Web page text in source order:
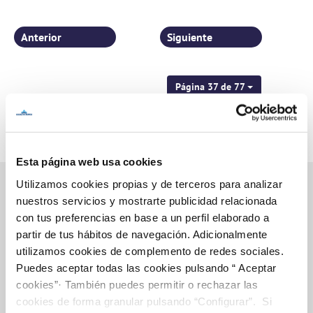
Esta página web usa cookies
Utilizamos cookies propias y de terceros para analizar
nuestros servicios y mostrarte publicidad relacionada
con tus preferencias en base a un perfil elaborado a
partir de tus hábitos de navegación. Adicionalmente
utilizamos cookies de complemento de redes sociales.
Puedes aceptar todas las cookies pulsando “ Aceptar
cookies”· También puedes permitir o rechazar las
cookies de forma granular pulsando “Configurar”. Si
Página 37 de 77
Anterior Siguiente
Inicio
Gestiones Online